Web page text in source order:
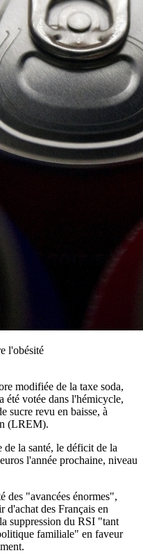
l'obésité
modifiée de la taxe soda,
été votée dans l'hémicycle,
sucre revu en baisse, à
(LREM).
la santé, le déficit de la
l'année prochaine, niveau
des "avancées énormes",
d'achat des Français en
suppression du RSI "tant
familiale" en faveur